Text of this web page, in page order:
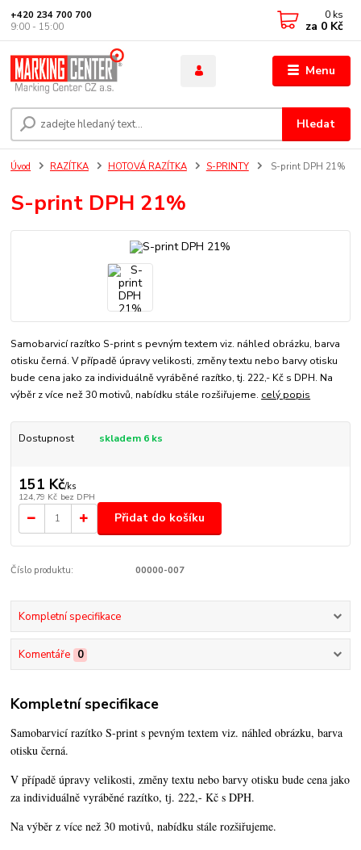
Menu
Hledat
+420 234 700 700
9:00 - 15:00
0 ks
za 0 Kč
Úvod RAZÍTKA HOTOVÁ RAZÍTKA S-PRINTY S-print DPH 21%
S-print DPH 21%
Samobarvicí razítko S-print s pevným textem viz. náhled obrázku, barva
otisku černá. V případě úpravy velikosti, změny textu nebo barvy otisku
bude cena jako za individuálně vyráběné razítko, tj. 222,- Kč s DPH. Na
výběr z více než 30 motivů, nabídku stále rozšiřujeme. celý popis
Dostupnost skladem 6 ks
151 Kč/ks
124,79 Kč bez DPH
Přidat do košíku
Číslo produktu: 00000-007
Kompletní specifikace
Komentáře 0
Kompletní specifikace
Samobarvicí razítko S-print s pevným textem viz. náhled obrázku, barva
otisku černá.
V případě úpravy velikosti, změny textu nebo barvy otisku bude cena jako
za individuálně vyráběné razítko, tj. 222,- Kč s DPH.
Na výběr z více než 30 motivů, nabídku stále rozšiřujeme.